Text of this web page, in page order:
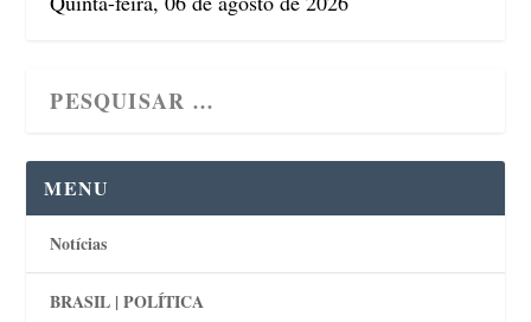
MENU
Notícias
BRASIL | POLÍTICA